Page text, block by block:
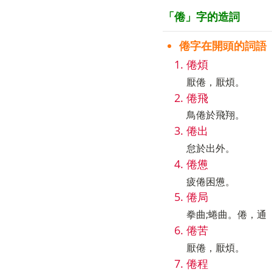
「倦」字的造詞
倦字在開頭的詞語
倦煩
厭倦，厭煩。
倦飛
鳥倦於飛翔。
倦出
怠於出外。
倦憊
疲倦困憊。
倦局
拳曲;蜷曲。倦，通
倦苦
厭倦，厭煩。
倦程